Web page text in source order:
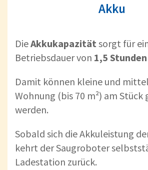
Akku
DieAkkukapazität sorgt für
Betriebsdauer von 1,5 Stunden
Damit können kleine und
Wohnung (bis 70 m²) am Stück
werden.
Sobald sich die Akkuleistung
kehrt der Saugroboter
Ladestation zurück.